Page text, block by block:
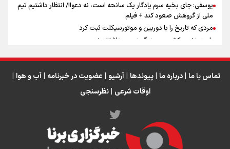
اینفو برنا/ میزان مالیات بر ارزش افزوده چقدر است؟
یوسفی: جای بخیه سرم یادگار یک سانحه است، نه دعوا!/ انتظار داشتیم تیم
ملی از گروهش صعود کند + فیلم
مردی که تاریخ را با دوربین و موتورسیکلت ثبت کرد
رابرت دنیرو: کشور من دیگر دوست‌داشتنی نیست
انتظار حضور تیم‌های بزرگ مثل استقلال در لیگ هستیم
تورم ۵۸ درصدی معدن / وقتی هزینه استخراج از توان قیمت‌گذاری سبقتتماس با ما | درباره ما | پیوندها | آرشیو | عضویت در خبرنامه | آب و هوا |
اوقات شرعی | نظرسنجی